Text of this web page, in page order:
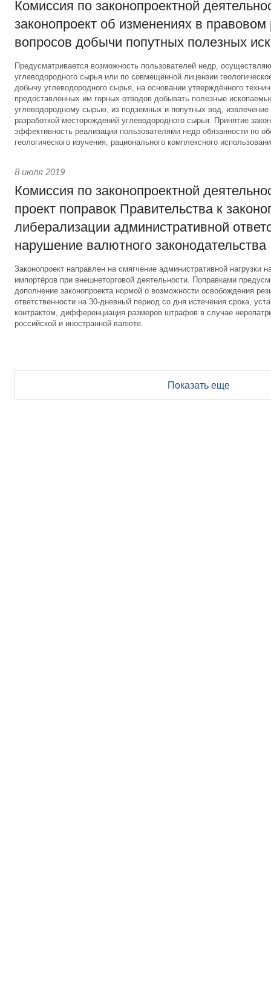
Комиссия по законопроектной
законопроект об изменениях в правовом
вопросов добычи попутных полезных
Предусматривается возможность пользователей недр,
углеводородного сырья или по совмещённой лицензии
добычу углеводородного сырья, на основании утверждённого
предоставленных им горных отводов добывать полезные
углеводородному сырью, из подземных и попутных вод, извлечение
разработкой месторождений углеводородного сырья. Принятие
эффективность реализации пользователями недр обязанности по
геологического изучения, рационального комплексного
8 июля 2019
Комиссия по законопроектной
проект поправок Правительства к
либерализации административной
нарушение валютного законодательства
Законопроект направлен на смягчение административной нагрузки
импортёров при внешнеторговой деятельности. Поправками
дополнение законопроекта нормой о возможности освобождения
ответственности на 30-дневный период со дня истечения срока,
контрактом, дифференциация размеров штрафов в случае
российской и иностранной валюте.
Показать еще